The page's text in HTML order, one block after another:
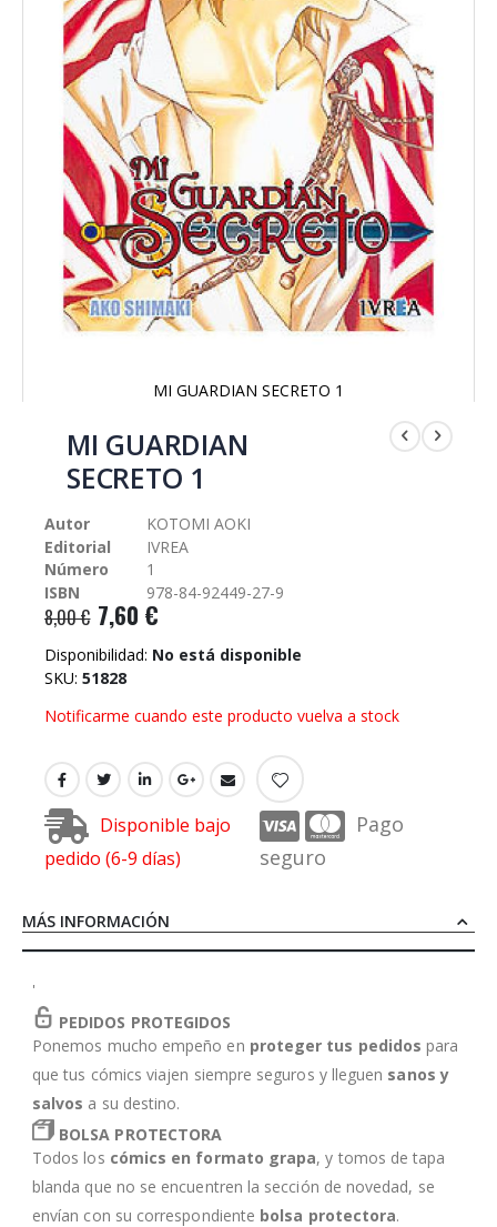
MI GUARDIAN SECRETO 1
comienzo
galería
imágenes
MI GUARDIAN
SECRETO 1
Autor
KOTOMI AOKI
Editorial
IVREA
Número
1
ISBN
978-84-92449-27-9
8,00 € 7,60 €
Disponibilidad: No está disponible
SKU 51828
Notificarme cuando este producto vuelva a stock
Disponible bajo
pedido (6-9 días)
Pago
seguro
MÁS INFORMACIÓN
'
PEDIDOS PROTEGIDOS
Ponemos mucho empeño en proteger tus pedidos para
que tus cómics viajen siempre seguros y lleguen sanos y
salvos a su destino.
BOLSA PROTECTORA
Todos los cómics en formato grapa, y tomos de tapa
blanda que no se encuentren la sección de novedad, se
envían con su correspondiente bolsa protectora.